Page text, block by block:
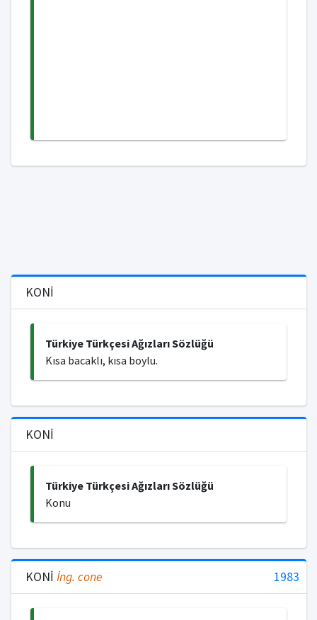
KONİ
Türkiye Türkçesi Ağızları Sözlüğü
Kısa bacaklı, kısa boylu.
KONİ
Türkiye Türkçesi Ağızları Sözlüğü
Konu
KONİ İng. cone 1983